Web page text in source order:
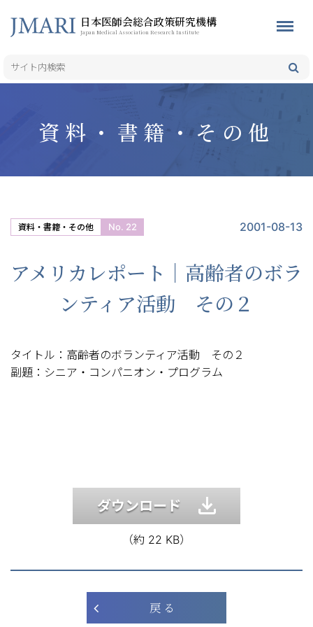
日本医師会総合政策研究機構
Japan Medical Association Research Institute
資料・書籍・その他
資料・書籍・その他 No. 22 2001-08-13
アメリカレポート｜高齢者のボラ
ンティア活動 その２
タイトル：高齢者のボランティア活動 その２
副題：シニア・コンパニオン・プログラム
ダウンロード
（約 22 KB）
戻 る